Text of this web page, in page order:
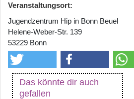
Veranstaltungsort:
Jugendzentrum Hip in Bonn Beuel
Helene-Weber-Str. 139
53229 Bonn
Das könnte dir auch
gefallen